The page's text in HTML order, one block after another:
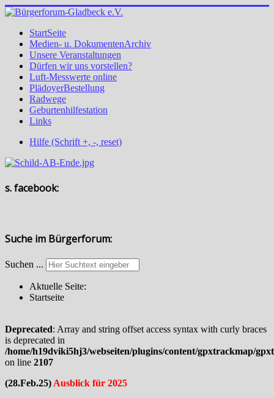
StartSeite
Medien- u. DokumentenArchiv
Unsere Veranstaltungen
Dürfen wir uns vorstellen?
Luft-Messwerte online
PlädoyerBestellung
Radwege
Geburtenhilfestation
Links
Hilfe (Schrift +, -, reset)
s. facebook:
Suche im Bürgerforum:
Suchen ...
Aktuelle Seite:
Startseite
Deprecated: Array and string offset access syntax with curly braces
is deprecated in
/home/h19dviki5hj3/webseiten/plugins/content/gpxtrackmap/
on line 2107
(28.Feb.25) Ausblick für 2025